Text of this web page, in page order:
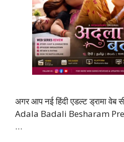
अगर आप नई हिंदी एडल्ट ड्रामा वेब
Adala Badali Besharam
…